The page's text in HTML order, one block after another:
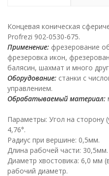
Концевая коническая
Profrezi 902-0530-675.
Применение: фрезерование
фрезеровка икон,
балясин, шахмат и много
Оборудование: станки с
управлением.
Обрабатываемый материал:
Параметры: Угол на сторону
4,76°.
Радиус при вершине: 0,5мм.
Длина рабочей части: 30,5мм.
Диаметр хвостовика: 6,0 мм
рабочий диаметр.